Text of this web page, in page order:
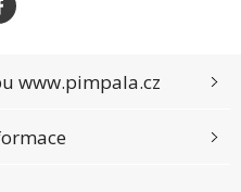
www.pimpala.cz